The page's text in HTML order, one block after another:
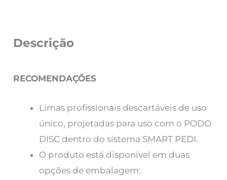
Descrição
RECOMENDAÇÕES
Limas profissionais descartáveis ​​de uso
único, projetadas para uso com o PODO
DISC dentro do sistema SMART PEDI.
O produto está disponível em duas
opções de embalagem: